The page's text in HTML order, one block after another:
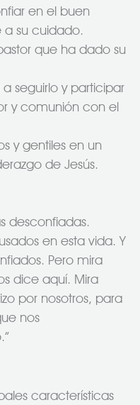
en el buen
a su cuidado.
que ha dado su
seguirlo y participar
y comunión con el
y gentiles en un
de Jesús.
desconfiadas.
en esta vida. Y
Pero mira
dice aquí. Mira
por nosotros, para
nos
características